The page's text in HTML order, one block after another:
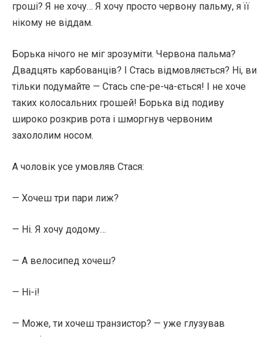
гроші? Я не хочу… Я хочу просто червону пальму, я її
нікому не віддам.
Борька нічого не міг зрозуміти. Червона пальма?
Двадцять карбованців? І Стась відмовляється? Ні, ви
тільки подумайте — Стась спе-ре-ча-ється! І не хоче
таких колосальних грошей! Борька від подиву
широко розкрив рота і шморгнув червоним
захололим носом.
А чоловік усе умовляв Стася:
— Хочеш три пари лиж?
— Ні. Я хочу додому…
— А велосипед хочеш?
— Ні-і!
— Може, ти хочеш транзистор? — уже глузував